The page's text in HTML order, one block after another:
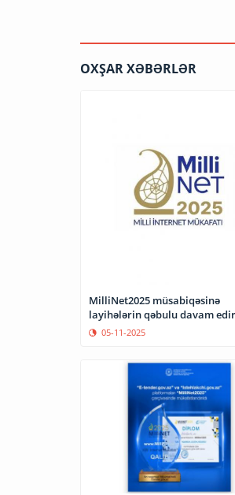
OXŞAR XƏBƏRLƏR
MilliNet2025 müsabiqəsinə
layihələrin qəbulu davam edir
05-11-2025